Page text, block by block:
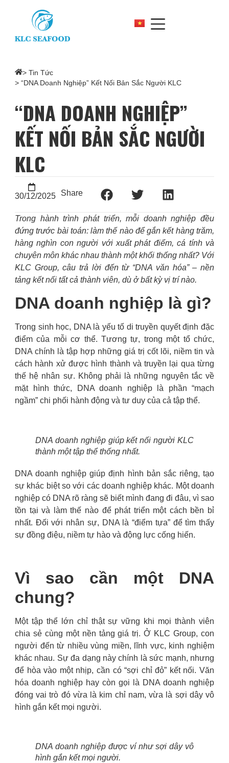
> Tin Tức
> “DNA Doanh Nghiệp” Kết Nối Bản Sắc Người KLC
“DNA DOANH NGHIỆP”
KẾT NỐI BẢN SẮC NGƯỜI
KLC
30/12/2025 Share
Trong hành trình phát triển, mỗi doanh nghiệp đều
đứng trước bài toán: làm thế nào để gắn kết hàng trăm,
hàng nghìn con người với xuất phát điểm, cá tính và
chuyên môn khác nhau thành một khối thống nhất? Với
KLC Group, câu trả lời đến từ “DNA văn hóa” – nền
tảng kết nối tất cả thành viên, dù ở bất kỳ vị trí nào.
DNA doanh nghiệp là gì?
Trong sinh học, DNA là yếu tố di truyền quyết định đặc
điểm của mỗi cơ thể. Tương tự, trong một tổ chức,
DNA chính là tập hợp những giá trị cốt lõi, niềm tin và
cách hành xử được hình thành và truyền lại qua từng
thế hệ nhân sự. Không phải là những nguyên tắc về
mặt hình thức, DNA doanh nghiệp là phần “mạch
ngầm” chi phối hành động và tư duy của cả tập thể.
DNA doanh nghiệp giúp kết nối người KLC
thành một tập thể thống nhất.
DNA doanh nghiệp giúp định hình bản sắc riêng, tạo
sự khác biệt so với các doanh nghiệp khác. Một doanh
nghiệp có DNA rõ ràng sẽ biết mình đang đi đâu, vì sao
tồn tại và làm thế nào để phát triển một cách bền bỉ
nhất. Đối với nhân sự, DNA là “điểm tựa” để tìm thấy
sự đồng điệu, niềm tự hào và động lực cống hiến.
Vì sao cần một DNA
chung?
Một tập thể lớn chỉ thật sự vững khi mọi thành viên
chia sẻ cùng một nền tảng giá trị. Ở KLC Group, con
người đến từ nhiều vùng miền, lĩnh vực, kinh nghiệm
khác nhau. Sự đa dạng này chính là sức mạnh, nhưng
để hòa vào một nhịp, cần có “sợi chỉ đỏ” kết nối. Văn
hóa doanh nghiệp hay còn gọi là DNA doanh nghiệp
đóng vai trò đó vừa là kim chỉ nam, vừa là sợi dây vô
hình gắn kết mọi người.
DNA doanh nghiệp được ví như sợi dây vô
hình gắn kết mọi người.